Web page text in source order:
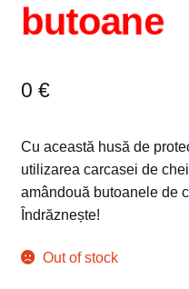
butoane
0 €
Cu această husă de
utilizarea carcasei de
amândouă butoanele de
Îndrăznește!
Out of stock